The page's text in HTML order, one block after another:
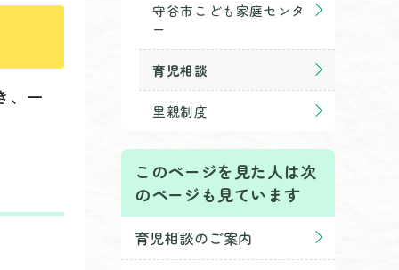
、一
守谷市こども家庭センタ
ー
育児相談
里親制度
このページを見た人は次
のページも見ています
育児相談のご案内